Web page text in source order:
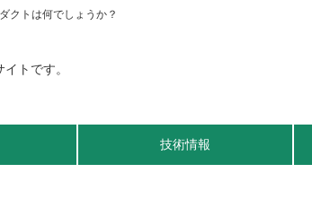
クトは何でしょうか？
技術情報